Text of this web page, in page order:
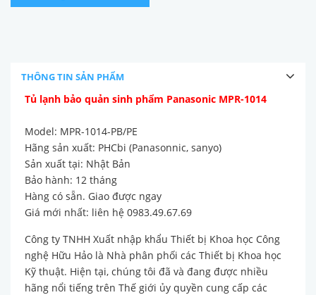
THÔNG TIN SẢN PHẨM
Tủ lạnh bảo quản sinh phẩm Panasonic MPR-1014
Model: MPR-1014-PB/PE
Hãng sản xuất: PHCbi (Panasonnic, sanyo)
Sản xuất tại: Nhật Bản
Bảo hành: 12 tháng
Hàng có sẵn. Giao được ngay
Giá mới nhất: liên hệ 0983.49.67.69
Công ty TNHH Xuất nhập khẩu Thiết bị Khoa học Công
nghệ Hữu Hảo là Nhà phân phối các Thiết bị Khoa học
Kỹ thuật. Hiện tại, chúng tôi đã và đang được nhiều
hãng nổi tiếng trên Thế giới ủy quyền cung cấp các